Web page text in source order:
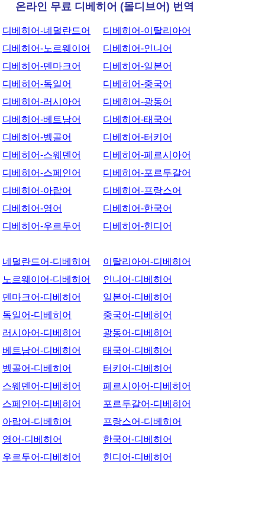
온라인 무료 디베히어 (몰디브어) 번역
디베히어-네덜란드어
디베히어-노르웨이어
디베히어-덴마크어
디베히어-독일어
디베히어-러시아어
디베히어-베트남어
디베히어-벵골어
디베히어-스웨덴어
디베히어-스페인어
디베히어-아랍어
디베히어-영어
디베히어-우르두어
디베히어-이탈리아어
디베히어-인니어
디베히어-일본어
디베히어-중국어
디베히어-광동어
디베히어-태국어
디베히어-터키어
디베히어-페르시아어
디베히어-포르투갈어
디베히어-프랑스어
디베히어-한국어
디베히어-힌디어
네덜란드어-디베히어
노르웨이어-디베히어
덴마크어-디베히어
독일어-디베히어
러시아어-디베히어
베트남어-디베히어
벵골어-디베히어
스웨덴어-디베히어
스페인어-디베히어
아랍어-디베히어
영어-디베히어
우르두어-디베히어
이탈리아어-디베히어
인니어-디베히어
일본어-디베히어
중국어-디베히어
광동어-디베히어
태국어-디베히어
터키어-디베히어
페르시아어-디베히어
포르투갈어-디베히어
프랑스어-디베히어
한국어-디베히어
힌디어-디베히어